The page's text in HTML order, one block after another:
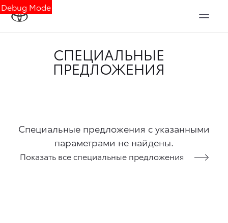
Debug Mode
СПЕЦИАЛЬНЫЕ
ПРЕДЛОЖЕНИЯ
Специальные предложения с указанными
параметрами не найдены.
Показать все специальные предложения